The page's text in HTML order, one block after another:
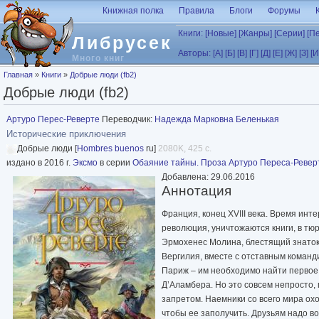
Перейти к основному содержанию
Либрусек
Много книг
Книжная полка Правила Блоги Форумы
Книги: [Новые] [Жанры] [Серии]
Авторы: [А] [Б] [В] [Г] [Д] [Е] [Ж] [З]
Вы здесь
Главная » Книги » Добрые люди (fb2)
Добрые люди (fb2)
Артуро Перес-Реверте Переводчик: Надежда Марковна Беленькая
Исторические приключения
Добрые люди [Hombres buenos ru] 2080K, 425 с.
издано в 2016 г. Эксмо в серии Обаяние тайны. Проза Артуро Переса-
Добавлена: 29.06.2016
Аннотация
Франция, конец XVIII века. Время
революция, уничтожаются книги, в
Эрмохенес Молина, блестящий
Вергилия, вместе с отставным
Париж – им необходимо найти
Д’Аламбера. Но это совсем непросто,
запретом. Наемники со всего мира
чтобы ее заполучить. Друзьям надо